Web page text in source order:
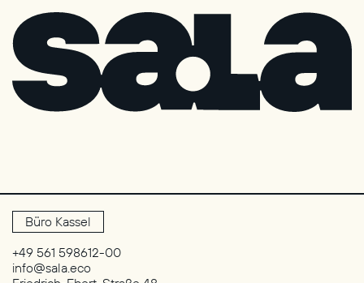
Büro Kassel
+49 561 598612-00
info@sala.eco